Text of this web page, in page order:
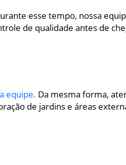
esse tempo, nossa
de qualidade antes de
equipe. Da mesma forma,
de jardins e áreas